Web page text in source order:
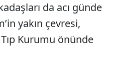
da acı günde
yakın çevresi,
Kurumu önünde